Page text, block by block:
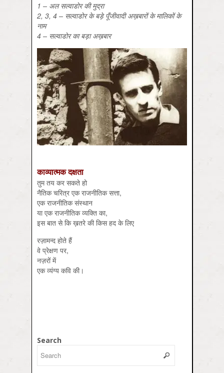
1 – अलसल्वाडोरकीमुद्रा
2, 3, 4 – सल्वाडोरकेबड़ेपूँजीवादीअख़बारोंकेमालिकोंके
नाम
4 – सल्वाडोरकाबड़ाअख़बार
काव्यात्मक दक्षता
तुम तय कर सकते हो
नैतिक चरित्र एक राजनीतिक सत्ता,
एक राजनीतिक संस्थान
या एक राजनीतिक व्यक्ति का,
इस बात से कि ख़तरे की किस हद के लिए
रज़ामन्द होते हैं
वे प्रेक्षण पर,
नज़रों में
एक व्यंग्य कवि की।
Search